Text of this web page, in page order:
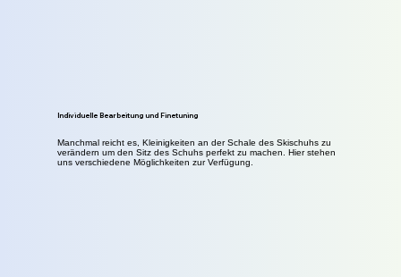
Individuelle Bearbeitung und Finetuning
Manchmal reicht es, Kleinigkeiten an der Schale des Skischuhs zu
verändern um den Sitz des Schuhs perfekt zu machen. Hier stehen
uns verschiedene Möglichkeiten zur Verfügung.